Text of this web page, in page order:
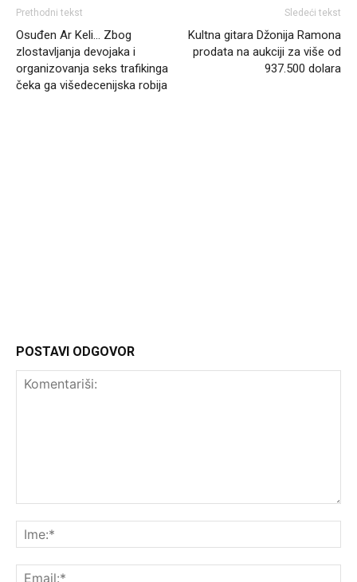
Prethodni tekst
Osuđen Ar Keli… Zbog
zlostavljanja devojaka i
organizovanja seks trafikinga
čeka ga višedecenijska robija
Sledeći tekst
Kultna gitara Džonija Ramona
prodata na aukciji za više od
937.500 dolara
POSTAVI ODGOVOR